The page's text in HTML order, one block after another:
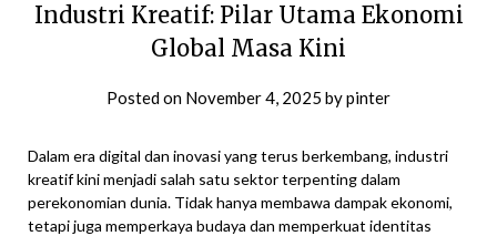
Industri Kreatif: Pilar Utama Ekonomi
Global Masa Kini
Posted on November 4, 2025 bypinter
Dalam era digital dan inovasi yang terus berkembang, industri
kreatif kini menjadi salah satu sektor terpenting dalam
perekonomian dunia. Tidak hanya membawa dampak ekonomi,
tetapi juga memperkaya budaya dan memperkuat identitas